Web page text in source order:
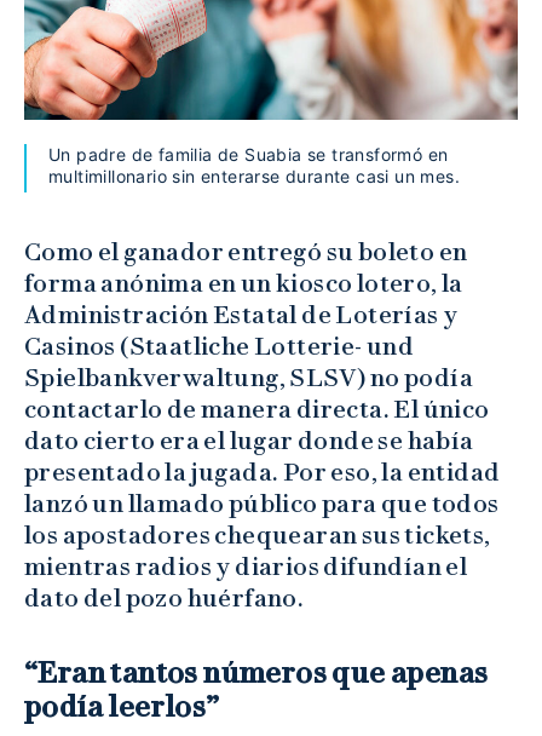
Un padre de familia de Suabia se transformó en
multimillonario sin enterarse durante casi un mes.
Como el ganador entregó su boleto en
forma anónima en un kiosco lotero, la
Administración Estatal de Loterías y
Casinos (Staatliche Lotterie- und
Spielbankverwaltung, SLSV) no podía
contactarlo de manera directa. El único
dato cierto era el lugar donde se había
presentado la jugada. Por eso, la entidad
lanzó un llamado público para que todos
los apostadores chequearan sus tickets,
mientras radios y diarios difundían el
dato del pozo huérfano.
“Eran tantos números que apenas
podía leerlos”